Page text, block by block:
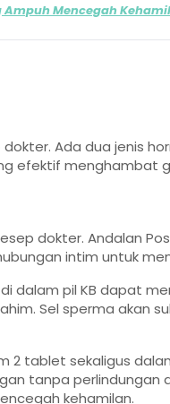
Ampuh Mencegah
Ada dua jenis
efektif menghambat
dokter. Andalan
intim untuk
dalam pil KB dapat
Sel sperma akan
2 tablet sekaligus
tanpa
kehamilan.